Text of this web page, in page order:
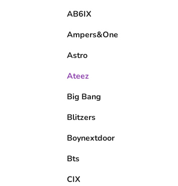
AB6IX
Ampers&One
Astro
Ateez
Big Bang
Blitzers
Boynextdoor
Bts
CIX